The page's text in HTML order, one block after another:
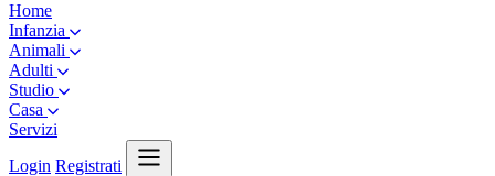
Home
Infanzia
Animali
Adulti
Studio
Casa
Servizi
Login Registrati